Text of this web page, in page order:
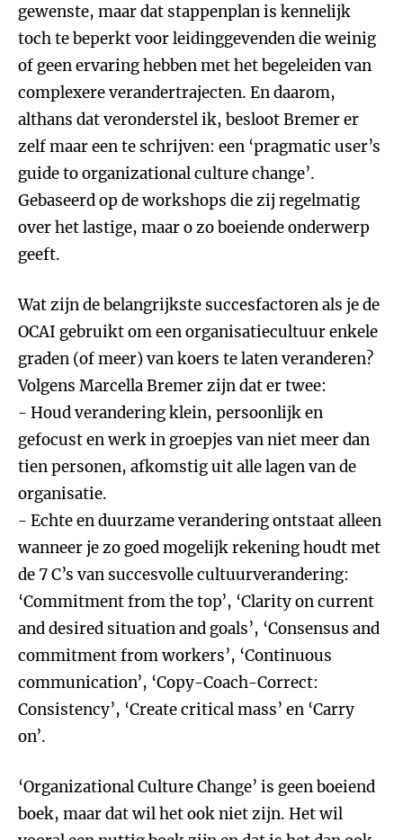
gewenste, maar dat stappenplan is kennelijk
toch te beperkt voor leidinggevenden die weinig
of geen ervaring hebben met het begeleiden van
complexere verandertrajecten. En daarom,
althans dat veronderstel ik, besloot Bremer er
zelf maar een te schrijven: een ‘pragmatic user’s
guide to organizational culture change’.
Gebaseerd op de workshops die zij regelmatig
over het lastige, maar o zo boeiende onderwerp
geeft.
Wat zijn de belangrijkste succesfactoren als je de
OCAI gebruikt om een organisatiecultuur enkele
graden (of meer) van koers te laten veranderen?
Volgens Marcella Bremer zijn dat er twee:
- Houd verandering klein, persoonlijk en
gefocust en werk in groepjes van niet meer dan
tien personen, afkomstig uit alle lagen van de
organisatie.
- Echte en duurzame verandering ontstaat alleen
wanneer je zo goed mogelijk rekening houdt met
de 7 C’s van succesvolle cultuurverandering:
‘Commitment from the top’, ‘Clarity on current
and desired situation and goals’, ‘Consensus and
commitment from workers’, ‘Continuous
communication’, ‘Copy-Coach-Correct:
Consistency’, ‘Create critical mass’ en ‘Carry
on’.
‘Organizational Culture Change’ is geen boeiend
boek, maar dat wil het ook niet zijn. Het wil